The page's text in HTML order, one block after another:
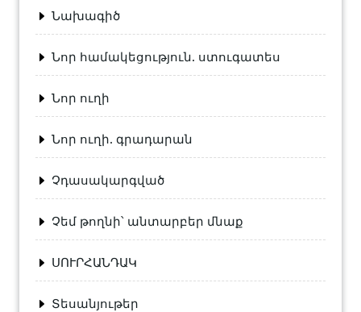
Նախագիծ
Նոր համակեցություն. ստուգատես
Նոր ուղի
Նոր ուղի. գրադարան
Չդասակարգված
Չեմ թողնի՝ անտարբեր մնաք
ՍՈՒՐՀԱՆԴԱԿ
Տեսանյութեր